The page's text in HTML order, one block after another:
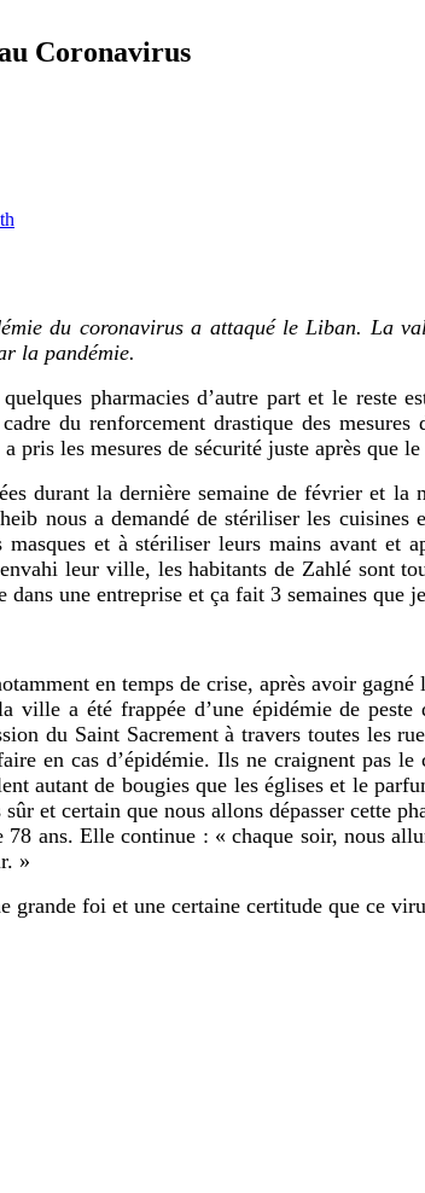
Coronavirus
du coronavirus a attaqué le Liban. La
la pandémie.
pharmacies d’autre part et le
du renforcement drastique des
pris les mesures de sécurité juste après que
durant la dernière semaine de février et
nous a demandé de stériliser les
et à stériliser leurs mains avant
leur ville, les habitants de Zahlé sont
dans une entreprise et ça fait 3 semaines
en temps de crise, après avoir
a été frappée d’une épidémie de
du Saint Sacrement à travers toutes
en cas d’épidémie. Ils ne craignent pas
autant de bougies que les églises et le
et certain que nous allons dépasser cette
ans. Elle continue : « chaque soir, nous
»
grande foi et une certaine certitude que ce